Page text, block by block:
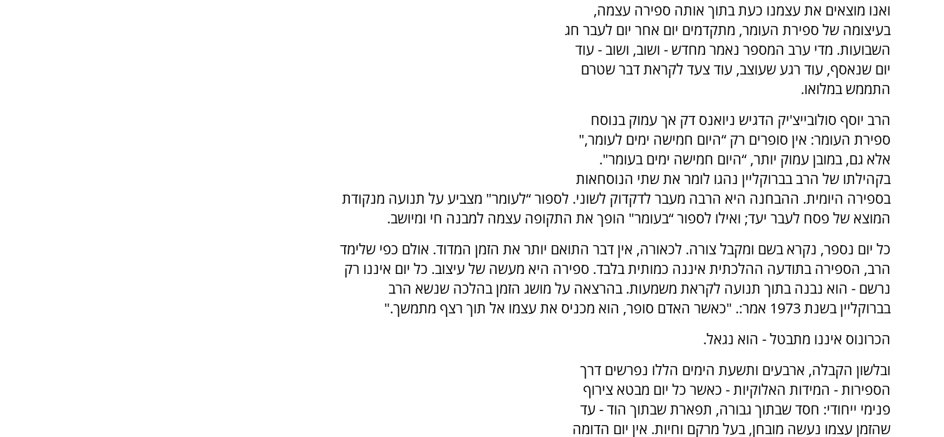
ואנו מוצאים את עצמנו כעת בתוך אותה ספירה עצמה,
בעיצומה של ספירת העומר, מתקדמים יום אחר יום לעבר חג
השבועות. מדי ערב המספר נאמר מחדש - ושוב, ושוב - עוד
יום שנאסף, עוד רגע שעוצב, עוד צעד לקראת דבר שטרם
התממש במלואו.
הרב יוסף סולובייצ'יק הדגיש ניואנס דק אך עמוק בנוסח
ספירת העומר: אין סופרים רק “היום חמישה ימים לעומר,"
אלא גם, במובן עמוק יותר, “היום חמישה ימים בעומר".
בקהילתו של הרב בברוקליין נהגו לומר את שתי הנוסחאות
בספירה היומית. ההבחנה היא הרבה מעבר לדקדוק לשוני. לספור “לעומר" מצביע על תנועה מנקודת
המוצא של פסח לעבר יעד; ואילו לספור “בעומר" הופך את התקופה עצמה למבנה חי ומיושב.
כל יום נספר, נקרא בשם ומקבל צורה. לכאורה, אין דבר התואם יותר את הזמן המדוד. אולם כפי שלימד
הרב, הספירה בתודעה ההלכתית איננה כמותית בלבד. ספירה היא מעשה של עיצוב. כל יום איננו רק
נרשם - הוא נבנה בתוך תנועה לקראת משמעות. בהרצאה על מושג הזמן בהלכה שנשא הרב
בברוקליין בשנת 1973 אמר:. "כאשר האדם סופר, הוא מכניס את עצמו אל תוך רצף מתמשך."
הכרונוס איננו מתבטל - הוא נגאל.
ובלשון הקבלה, ארבעים ותשעת הימים הללו נפרשים דרך
הספירות - המידות האלוקיות - כאשר כל יום מבטא צירוף
פנימי ייחודי: חסד שבתוך גבורה, תפארת שבתוך הוד - עד
שהזמן עצמו נעשה מובחן, בעל מרקם וחיות. אין יום הדומה